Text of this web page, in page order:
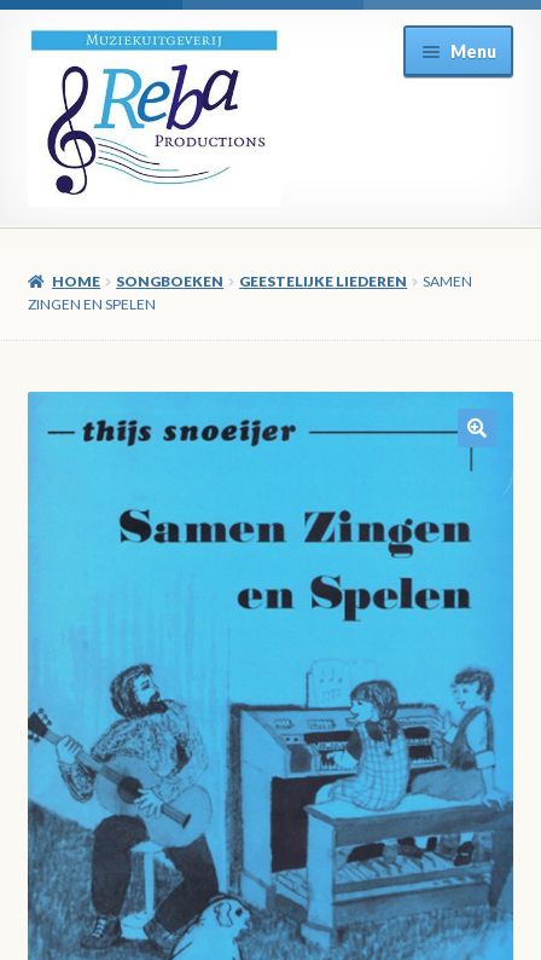
Ga
door
naar
navigatie
Ga
direct
naar
de
inhoud
Menu
HOME SONGBOEKEN GEESTELIJKE LIEDEREN
SAMEN
ZINGEN EN SPELEN